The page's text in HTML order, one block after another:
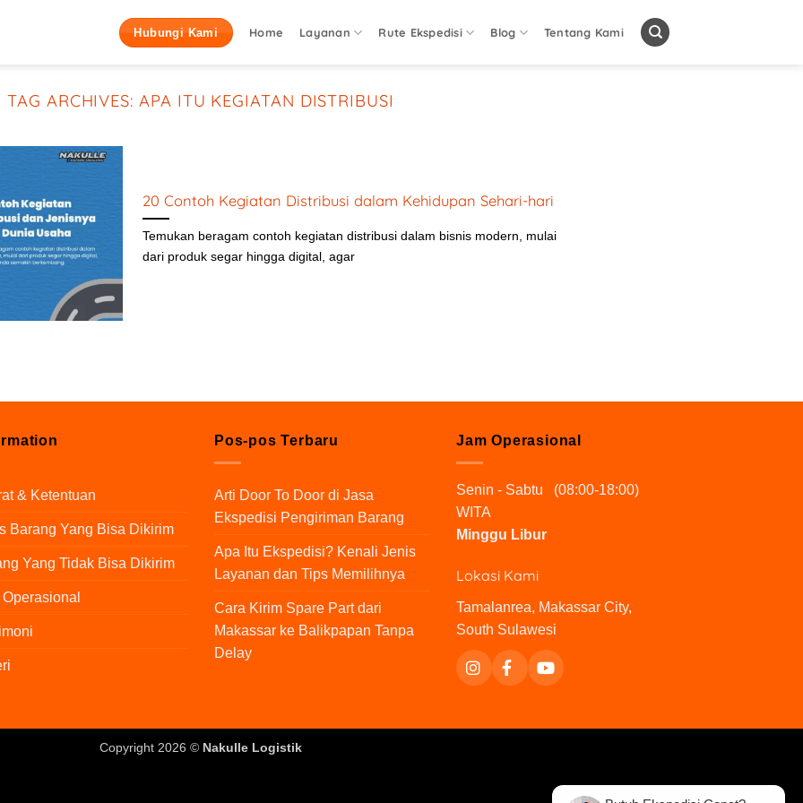
Hubungi Kami Home Layanan Rute Ekspedisi Blog Tentang Kami
TAG ARCHIVES:APA ITU KEGIATAN DISTRIBUSI
20 Contoh Kegiatan Distribusi dalam Kehidupan Sehari-hari
Temukan beragam contoh kegiatan distribusi dalam bisnis modern, mulai
dari produk segar hingga digital, agar
& Ketentuan
Barang Yang Bisa Dikirim
Yang Tidak Bisa Dikirim
Pos-pos Terbaru
Arti Door To Door di Jasa
Ekspedisi Pengiriman Barang
Apa Itu Ekspedisi? Kenali Jenis
Layanan dan Tips Memilihnya
Cara Kirim Spare Part dari
Makassar ke Balikpapan Tanpa
Delay
Jam Operasional
Senin - Sabtu (08:00-18:00)
WITA
Minggu Libur
Lokasi Kami
Tamalanrea, Makassar City,
South Sulawesi
Copyright 2026 © Nakulle Logistik